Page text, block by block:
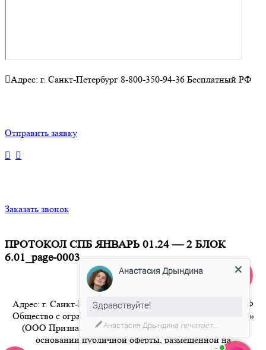
Адрес: г. Санкт-Петербург 8-800-350-94-36 Бесплатный РФ
Отправить заявку
Заказать звонок
ПРОТОКОЛ СПБ ЯНВАРЬ 01.24 — 2 БЛОК
6.01_page-0003
Адрес: г. Санкт-Петербург 8-800-350-94-36 Бесплатный РФ
Общество с ограниченной ответственностью «Признание»
(ООО Признание) осуществляет свою деятельность на
основании публичной оферты, размещенной на
Анастасия Дрындина
Здравствуйте!
Анастасия Дрындина печатает...